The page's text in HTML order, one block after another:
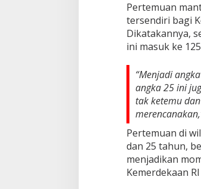
Pertemuan
tersendiri bagi
Dikatakannya,
ini masuk ke
“Menjadi
angka 25 ini
tak ketemu
Pertemuan di
dan 25 tahun,
menjadikan
Kemerdekaan